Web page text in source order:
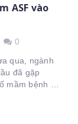
ASF vào
0
qua, ngành
đã gặp
mầm bệnh do